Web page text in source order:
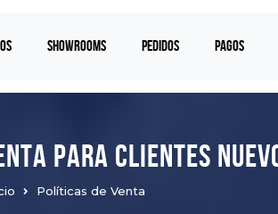
SHOWROOMS PEDIDOS PAGOS
PARA CLIENTES
Políticas de Venta